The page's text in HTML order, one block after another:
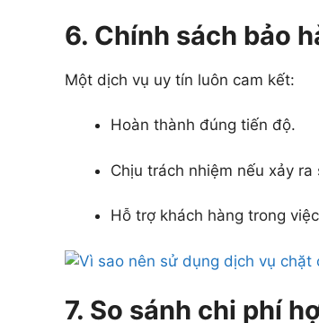
6. Chính sách bảo
Một dịch vụ uy tín luôn cam kết:
Hoàn thành đúng tiến độ.
Chịu trách nhiệm nếu xảy
Hỗ trợ khách hàng trong
7. So sánh chi phí